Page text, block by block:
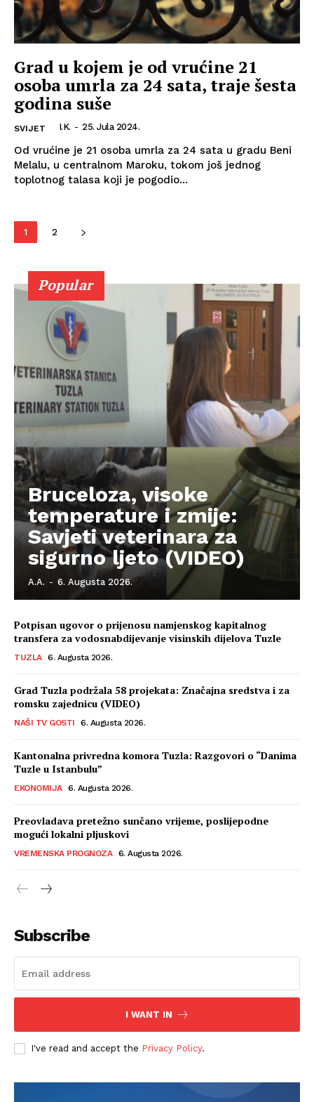
Info
O nama
Kontakt
Impressum
Grad u kojem je od vrućine 21
osoba umrla za 24 sata, traje šesta
godina suše
SVIJET I.K. - 25. Jula 2024.
Od vrućine je 21 osoba umrla za 24 sata u gradu Beni
Melalu, u centralnom Maroku, tokom još jednog
toplotnog talasa koji je pogodio...
1 2
Popular
Bruceloza, visoke
temperature i zmije:
Savjeti veterinara za
sigurno ljeto (VIDEO)
A.A. - 6. Augusta 2026.
Potpisan ugovor o prijenosu namjenskog kapitalnog
transfera za vodosnabdijevanje visinskih dijelova Tuzle
TUZLA 6. Augusta 2026.
Grad Tuzla podržala 58 projekata: Značajna sredstva i za
romsku zajednicu (VIDEO)
NAŠI TV GOSTI 6. Augusta 2026.
Kantonalna privredna komora Tuzla: Razgovori o “Danima
Tuzle u Istanbulu”
EKONOMIJA 6. Augusta 2026.
Preovladava pretežno sunčano vrijeme, poslijepodne
mogući lokalni pljuskovi
VREMENSKA PROGNOZA 6. Augusta 2026.
Subscribe
I WANT IN
I've read and accept the Privacy Policy.